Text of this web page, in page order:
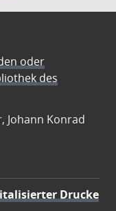
oder
des
Johann Konrad
Drucke